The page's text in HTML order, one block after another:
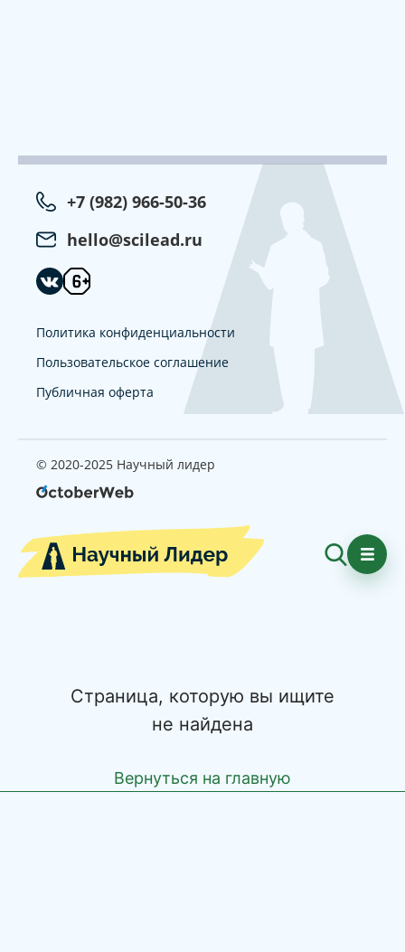
+7 (982) 966-50-36
hello@scilead.ru
Политика конфиденциальности
Пользовательское соглашение
Публичная оферта
© 2020-2025 Научный лидер
Страница, которую вы ищите
не найдена
Вернуться на главную